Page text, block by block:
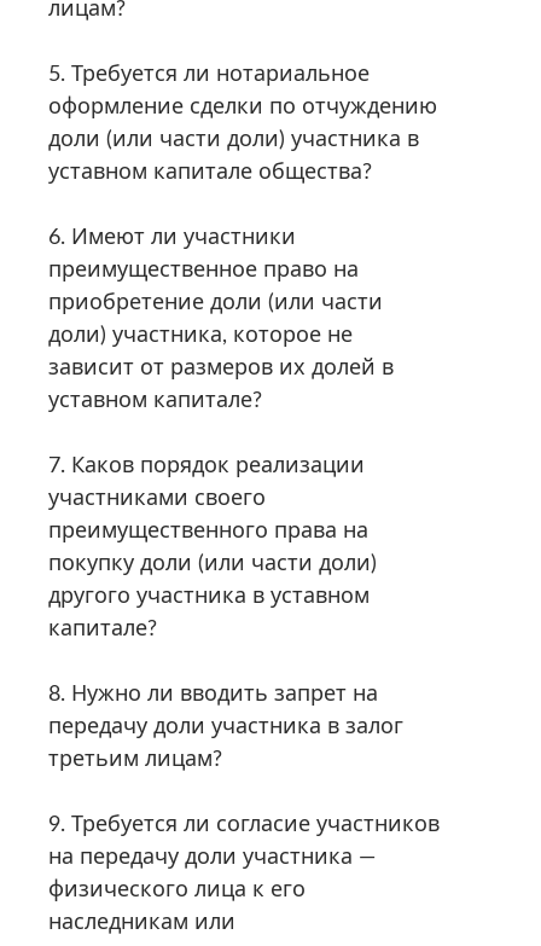
лицам?
5. Требуется ли нотариальное
оформление сделки по отчуждению
доли (или части доли) участника в
уставном капитале общества?
6. Имеют ли участники
преимущественное право на
приобретение доли (или части
доли) участника, которое не
зависит от размеров их долей в
уставном капитале?
7. Каков порядок реализации
участниками своего
преимущественного права на
покупку доли (или части доли)
другого участника в уставном
капитале?
8. Нужно ли вводить запрет на
передачу доли участника в залог
третьим лицам?
9. Требуется ли согласие участников
на передачу доли участника —
физического лица к его
наследникам или